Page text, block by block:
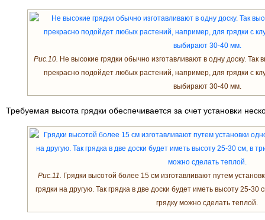
Рис.10. Не высокие грядки обычно изготавливают в одну доску. Так
прекрасно подойдет любых растений, например, для грядки с
выбирают 30-40 мм.
Требуемая высота грядки обеспечивается за счет установки
Рис.11. Грядки высотой более 15 см изготавливают путем
грядки на другую. Так грядка в две доски будет иметь высоту 25-
грядку можно сделать теплой.